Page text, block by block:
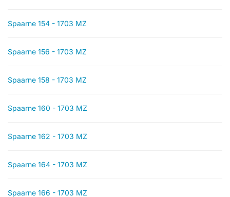
Spaarne 154 - 1703 MZ
Spaarne 156 - 1703 MZ
Spaarne 158 - 1703 MZ
Spaarne 160 - 1703 MZ
Spaarne 162 - 1703 MZ
Spaarne 164 - 1703 MZ
Spaarne 166 - 1703 MZ